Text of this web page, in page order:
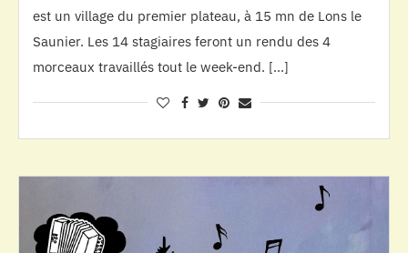
est un village du premier plateau, à 15 mn de Lons le
Saunier. Les 14 stagiaires feront un rendu des 4
morceaux travaillés tout le week-end. […]